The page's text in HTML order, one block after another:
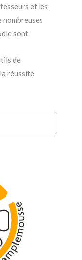
et les
nombreuses
sont
de
réussite